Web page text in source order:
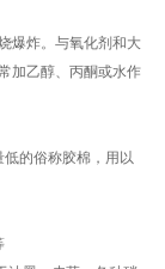
爆炸。与氧化剂和大
加乙醇、丙酮或水作
低的俗称胶棉，用以